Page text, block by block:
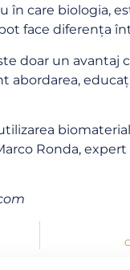
care biologia,
face diferența
doar un avantaj
abordarea,
Ronda,